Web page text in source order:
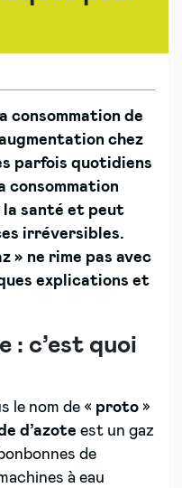
consommation de
chez
parfois quotidiens
consommation
la santé et peut
irréversibles.
» ne rime pas avec
explications et
: c’est quoi
le nom de « proto »
d’azote est un gaz
de
à eau